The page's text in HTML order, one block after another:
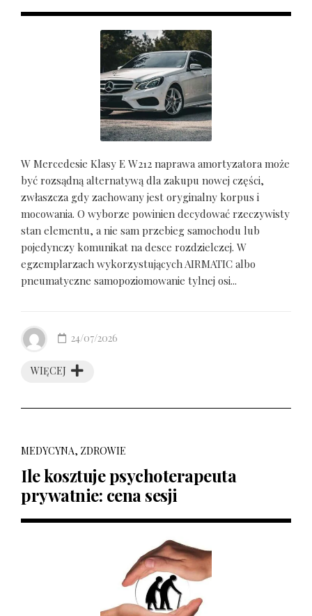
W Mercedesie Klasy E W212 naprawa amortyzatora może
być rozsądną alternatywą dla zakupu nowej części,
zwłaszcza gdy zachowany jest oryginalny korpus i
mocowania. O wyborze powinien decydować rzeczywisty
stan elementu, a nie sam przebieg samochodu lub
pojedynczy komunikat na desce rozdzielczej. W
egzemplarzach wykorzystujących AIRMATIC albo
pneumatyczne samopoziomowanie tylnej osi...
WIĘCEJ
24/07/2026
MEDYCYNA, ZDROWIE
Ile kosztuje psychoterapeuta
prywatnie: cena sesji